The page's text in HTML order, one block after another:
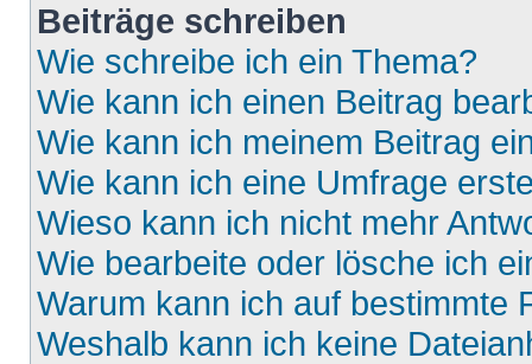
Beiträge schreiben
Wie schreibe ich ein Thema?
Wie kann ich einen Beitrag
Wie kann ich meinem Beitrag
Wie kann ich eine Umfrage
Wieso kann ich nicht mehr
Wie bearbeite oder lösche ich
Warum kann ich auf bestimmte
Weshalb kann ich keine